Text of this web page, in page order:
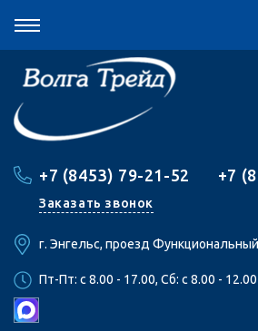
+7 (8453) 79-21-52 +7
Заказать звонок
г. Энгельс, проезд
Пт-Пт: c 8.00 - 17.00, Сб: c 8.00 - 12.00